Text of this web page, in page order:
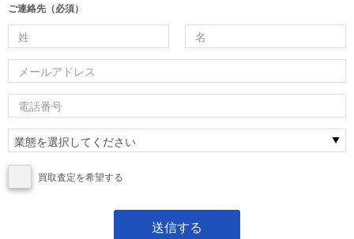
ご連絡先（必須）
買取査定を希望する